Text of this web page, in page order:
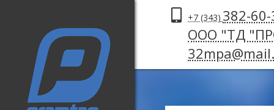
+7 (343) 382-
ООО "ТД